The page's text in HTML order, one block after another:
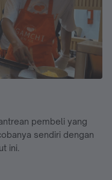
pembeli yang
sendiri dengan
ini.